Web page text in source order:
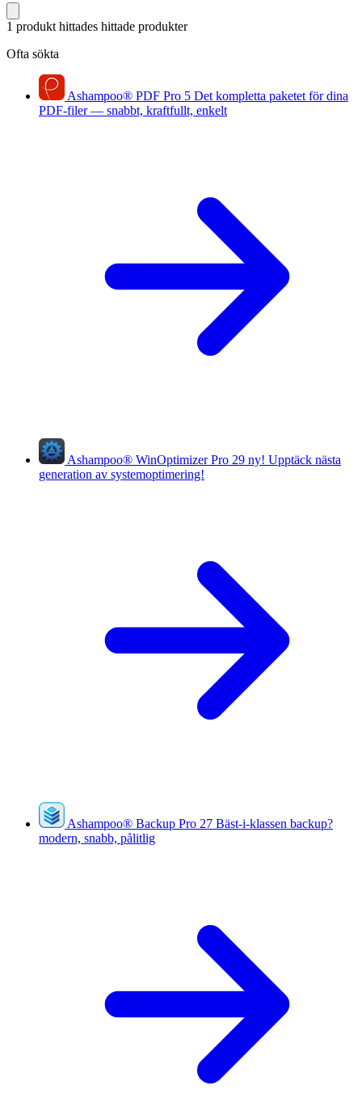
1 produkt hittades hittade produkter
Ofta sökta
Ashampoo® PDF Pro 5 Det kompletta paketet för dina
PDF-filer — snabbt, kraftfullt, enkelt
Ashampoo® WinOptimizer Pro 29 ny! Upptäck nästa
generation av systemoptimering!
Ashampoo® Backup Pro 27 Bäst-i-klassen backup?
modern, snabb, pålitlig